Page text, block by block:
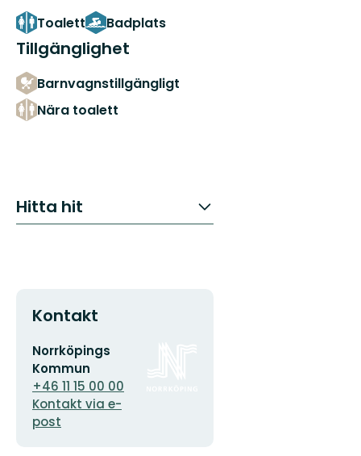
Toalett Badplats
Tillgänglighet
Barnvagnstillgängligt
Nära toalett
Hitta hit
Kontakt
E-
postadress
Norrköpings
Kommun
+46 11 15 00 00
Kontakt via e-
post